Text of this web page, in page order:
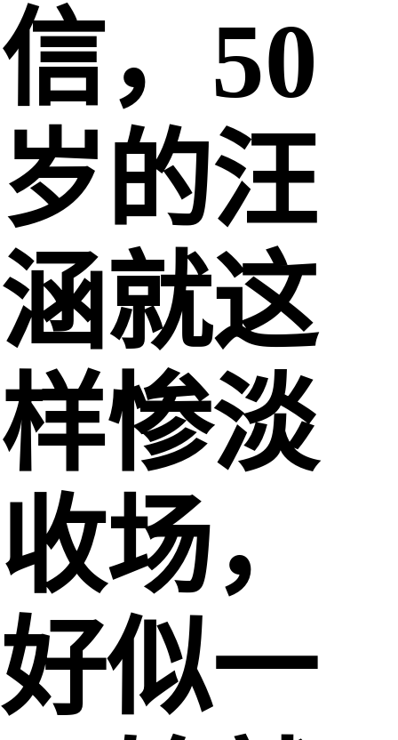
信，50
岁的汪
涵就这
样惨淡
收场，
好似一